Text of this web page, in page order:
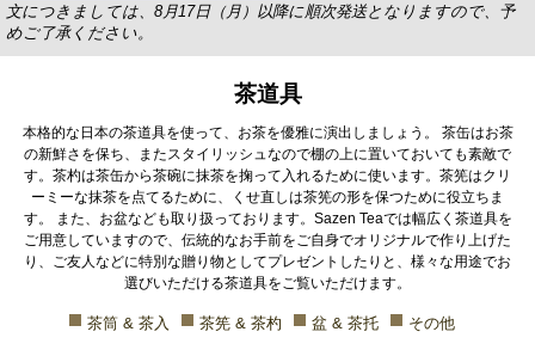
文につきましては、8月17日（月）以降に順次発送となりますので、予
めご了承ください。
茶道具
本格的な日本の茶道具を使って、お茶を優雅に演出しましょう。 茶缶はお茶
の新鮮さを保ち、またスタイリッシュなので棚の上に置いておいても素敵で
す。茶杓は茶缶から茶碗に抹茶を掬って入れるために使います。茶筅はクリ
ーミーな抹茶を点てるために、くせ直しは茶筅の形を保つために役立ちま
す。 また、お盆なども取り扱っております。Sazen Teaでは幅広く茶道具を
ご用意していますので、伝統的なお手前をご自身でオリジナルで作り上げた
り、ご友人などに特別な贈り物としてプレゼントしたりと、様々な用途でお
選びいただける茶道具をご覧いただけます。
茶筒 & 茶入 茶筅 & 茶杓 盆 & 茶托 その他